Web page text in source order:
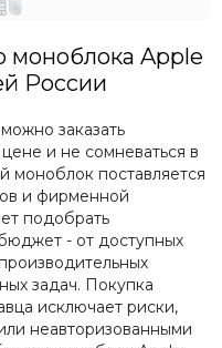
моноблока Apple
России
заказать
и не сомневаться в
моноблок поставляется
и фирменной
подобрать
- от доступных
задач. Покупка
исключает риски,
неавторизованными